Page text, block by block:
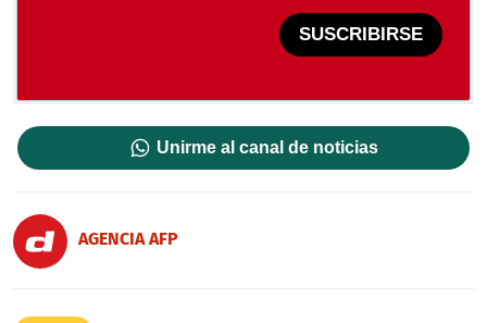
SUSCRIBIRSE
Unirme al canal de noticias
AGENCIA AFP